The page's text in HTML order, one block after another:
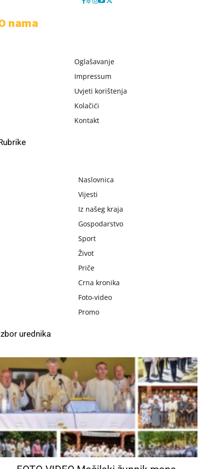
nama
Oglašavanje
Impressum
Uvjeti korištenja
Kolačići
Kontakt
Naslovnica
Vijesti
Iz našeg kraja
Gospodarstvo
Sport
Život
Priče
Crna kronika
Foto-video
Promo
urednika